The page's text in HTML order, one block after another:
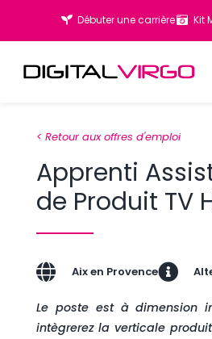
Débuter une carrière Kit
< Retour aux offres d'emploi
Apprenti
de Produit TV
Aix en Provence
Le poste est à dimension
intègrerez la verticale